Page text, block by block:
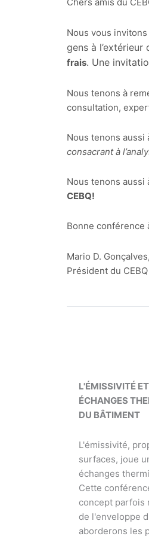
Nous vous
gens à
frais. Une
Nous tenons à
consultation,
Nous tenons
consacrant à
Nous tenons aussi
CEBQ!
Bonne conférence
Mario D.
Président du CEBQ
L'ÉMISSIVITÉ
ÉCHANGES
DU BÂTIMENT
L'émissivité,
surfaces, joue
échanges
Cette
concept parfois
de l'enveloppe
aborderons les